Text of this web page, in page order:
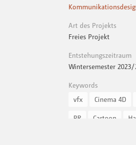
Art des Projekts
Freies Projekt
Entstehungszeitraum
Wintersemester 2023 /
Keywords
vfx
Cinema 4D
PR Cartoon